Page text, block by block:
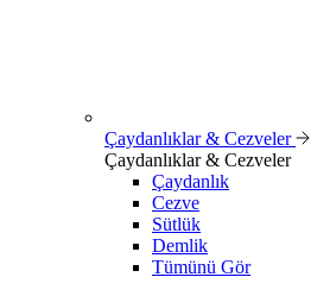
Çaydanlıklar & Cezveler
Çaydanlıklar & Cezveler
Çaydanlık
Cezve
Sütlük
Demlik
Tümünü Gör